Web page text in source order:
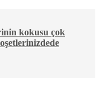
kokusu çok